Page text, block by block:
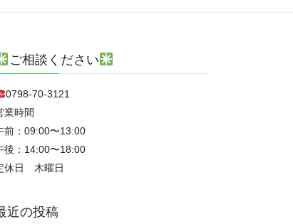
ご相談ください
0798-70-3121
業時間
前：09:00〜13:00
後：14:00〜18:00
休日 木曜日
近の投稿